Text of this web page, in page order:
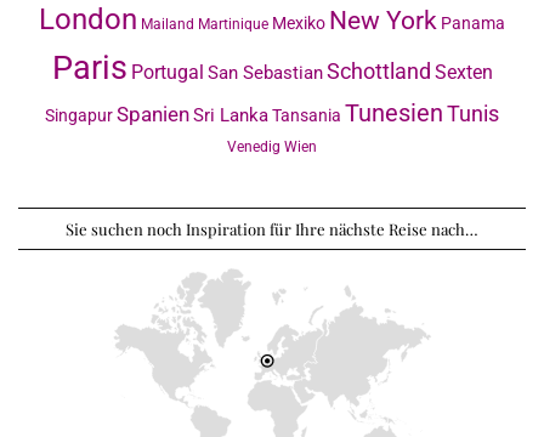
London Mailand Martinique Mexiko New York Panama
Paris Portugal San SebastianSchottland Sexten
SingapurSpanienSri LankaTansania TunesienTunis
Venedig Wien
Sie suchen noch Inspiration für Ihre nächste Reise nach…